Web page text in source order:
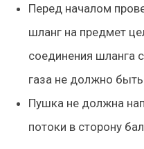
Перед началом
шланг на предмет
соединения шланга
газа не должно быть.
Пушка не должна
потоки в сторону